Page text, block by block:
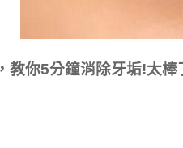
教你5分鐘消除牙垢!太棒